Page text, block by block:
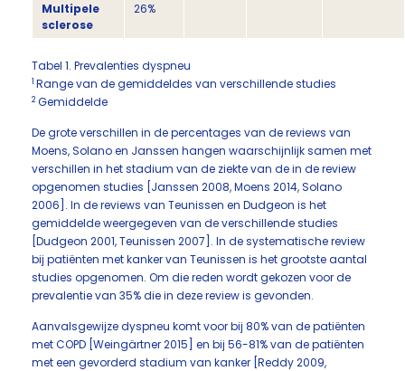
Multipele
sclerose
26%
Tabel 1. Prevalenties dyspneu
1 Range van de gemiddeldes van verschillende studies
2 Gemiddelde
De grote verschillen in de percentages van de reviews van
Moens, Solano en Janssen hangen waarschijnlijk samen met
verschillen in het stadium van de ziekte van de in de review
opgenomen studies [Janssen 2008, Moens 2014, Solano
2006]. In de reviews van Teunissen en Dudgeon is het
gemiddelde weergegeven van de verschillende studies
[Dudgeon 2001, Teunissen 2007]. In de systematische review
bij patiënten met kanker van Teunissen is het grootste aantal
studies opgenomen. Om die reden wordt gekozen voor de
prevalentie van 35% die in deze review is gevonden.
Aanvalsgewijze dyspneu komt voor bij 80% van de patiënten
met COPD [Weingärtner 2015] en bij 56-81% van de patiënten
met een gevorderd stadium van kanker [Reddy 2009,